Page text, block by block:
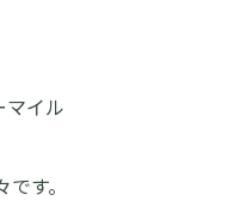
マイル
す。